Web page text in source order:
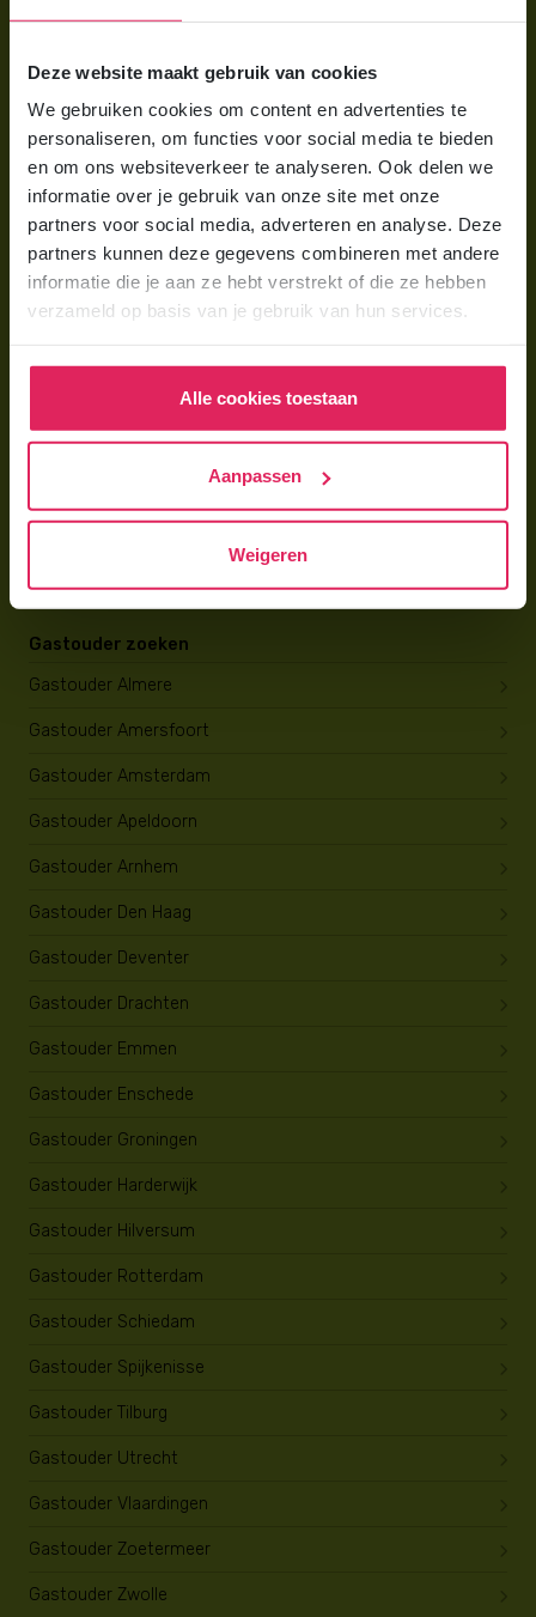
Deze website maakt gebruik van cookies
We gebruiken cookies om content en advertenties te
personaliseren, om functies voor social media te bieden
en om ons websiteverkeer te analyseren. Ook delen we
informatie over je gebruik van onze site met onze
partners voor social media, adverteren en analyse. Deze
partners kunnen deze gegevens combineren met andere
informatie die je aan ze hebt verstrekt of die ze hebben
verzameld op basis van je gebruik van hun services.
Alle cookies toestaan
Aanpassen
Weigeren
Wat is gastouderopvang?
Wat kost een gastouder?
Hoe vind ik een gastouder?
Voor gastouders
Gastouder worden bij 4Kids
Hoe vind ik gastkinderen?
Trainingen & cursussen
Gastouder worden
Wat verdient een gastouder?
Gastouder zoeken
Gastouder Almere
Gastouder Amersfoort
Gastouder Amsterdam
Gastouder Apeldoorn
Gastouder Arnhem
Gastouder Den Haag
Gastouder Deventer
Gastouder Drachten
Gastouder Emmen
Gastouder Enschede
Gastouder Groningen
Gastouder Harderwijk
Gastouder Hilversum
Gastouder Rotterdam
Gastouder Schiedam
Gastouder Spijkenisse
Gastouder Tilburg
Gastouder Utrecht
Gastouder Vlaardingen
Gastouder Zoetermeer
Gastouder Zwolle